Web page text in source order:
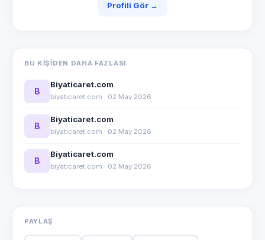
Profili Gör →
BU KIŞIDEN DAHA FAZLASI
B
Biyaticaret.com
biyaticaret.com · 02 May 2026
B
Biyaticaret.com
biyaticaret.com · 02 May 2026
B
Biyaticaret.com
biyaticaret.com · 02 May 2026
PAYLAŞ